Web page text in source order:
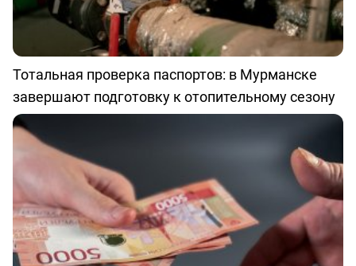
Тотальная проверка паспортов: в Мурманске
завершают подготовку к отопительному сезону